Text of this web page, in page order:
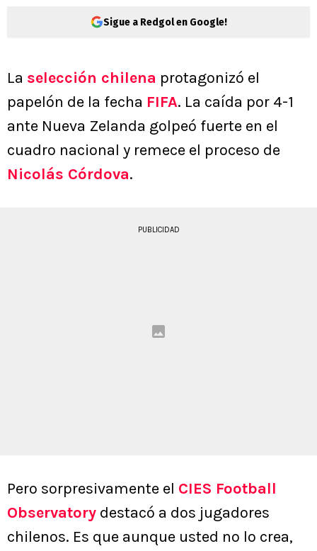
Sigue a Redgol en Google!
La selección chilena protagonizó el
papelón de la fecha FIFA. La caída por 4-1
ante Nueva Zelanda golpeó fuerte en el
cuadro nacional y remece el proceso de
Nicolás Córdova.
PUBLICIDAD
Pero sorpresivamente el CIES Football
Observatory destacó a dos jugadores
chilenos. Es que aunque usted no lo crea,